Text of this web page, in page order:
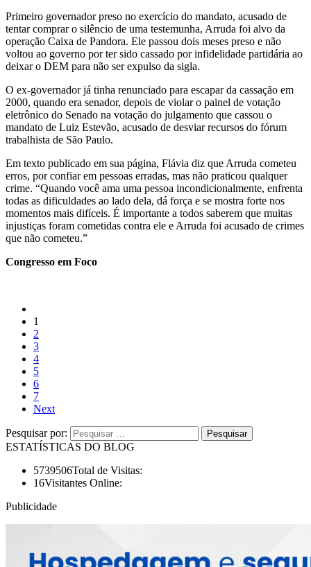
Primeiro governador preso no exercício do mandato, acusado de
tentar comprar o silêncio de uma testemunha, Arruda foi alvo da
operação Caixa de Pandora. Ele passou dois meses preso e não
voltou ao governo por ter sido cassado por infidelidade partidária ao
deixar o DEM para não ser expulso da sigla.
O ex-governador já tinha renunciado para escapar da cassação em
2000, quando era senador, depois de violar o painel de votação
eletrônico do Senado na votação do julgamento que cassou o
mandato de Luiz Estevão, acusado de desviar recursos do fórum
trabalhista de São Paulo.
Em texto publicado em sua página, Flávia diz que Arruda cometeu
erros, por confiar em pessoas erradas, mas não praticou qualquer
crime. “Quando você ama uma pessoa incondicionalmente, enfrenta
todas as dificuldades ao lado dela, dá força e se mostra forte nos
momentos mais difíceis. É importante a todos saberem que muitas
injustiças foram cometidas contra ele e Arruda foi acusado de crimes
que não cometeu.”
Congresso em Foco
1
2
3
4
5
6
7
Next
Pesquisar por:
ESTATÍSTICAS DO BLOG
5739506Total de Visitas:
16Visitantes Online:
Publicidade